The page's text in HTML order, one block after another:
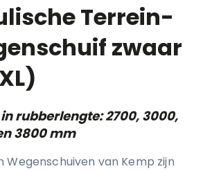
Terrein-
zwaar
rubberlengte: 2700, 3000,
3800 mm
Wegenschuiven van Kemp zijn